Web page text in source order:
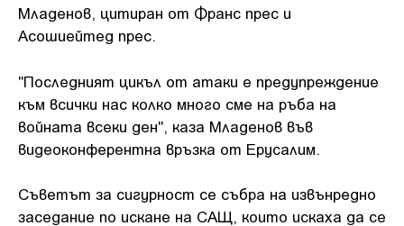
Младенов, цитиран от Франс прес и
Асошиейтед прес.
"Последният цикъл от атаки е предупреждение
към всички нас колко много сме на ръба на
войната всеки ден", каза Младенов във
видеоконферентна връзка от Ерусалим.
Съветът за сигурност се събра на извънредно
заседание по искане на САЩ, които искаха да се